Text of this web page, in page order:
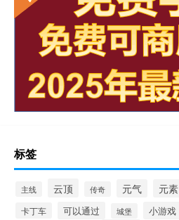
标签
主线 云顶 传奇 元气 元素
卡丁车 可以通过 城堡 小游戏